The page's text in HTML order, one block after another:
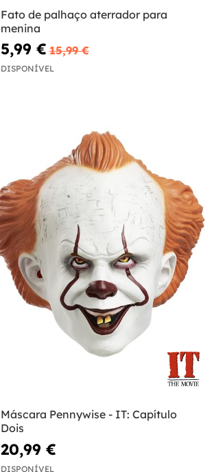
Fato de palhaço aterrador para
menina
5,99 € 15,99 €
DISPONÍVEL
Máscara Pennywise - IT: Capítulo
Dois
20,99 €
DISPONÍVEL